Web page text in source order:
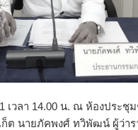
เวลา 14.00 น. ณ ห้องประชุ
ก็ต นายภัคพงศ์ ทวิพัฒน์ ผู้ว่าร